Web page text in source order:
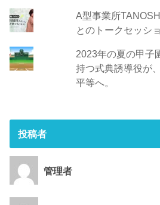
A型事業所
とのトークセッシ
2023年の夏の甲子
持つ式典誘導役が
平等へ。
投稿者
管理者